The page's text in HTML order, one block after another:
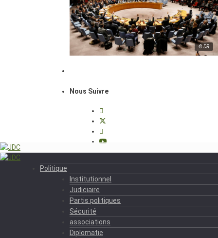
© DR
Nous Suivre
Politique
Institutionnel
Judiciaire
Partis politiques
Sécurité
associations
Diplomatie